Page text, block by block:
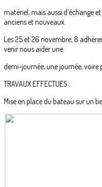
matériel, mais aussi d’échange
anciens et nouveaux.
Les 25 et 26 novembre, 8
venir nous aider une
demi-journée, une journée,
TRAVAUX EFFECTUES :
Mise en place du bateau sur un